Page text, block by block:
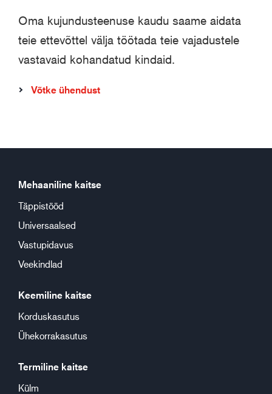
Oma kujundusteenuse kaudu saame aidata
teie ettevõttel välja töötada teie vajadustele
vastavaid kohandatud kindaid.
Võtke ühendust
Mehaaniline kaitse
Täppistööd
Universaalsed
Vastupidavus
Veekindlad
Keemiline kaitse
Korduskasutus
Ühekorrakasutus
Termiline kaitse
Külm